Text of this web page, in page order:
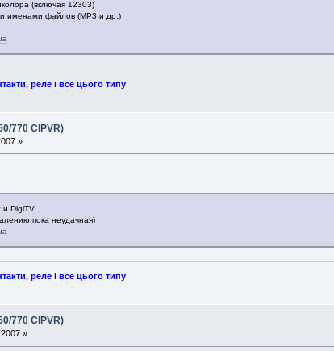
(включая 12303)
именами файлов (MP3 и др.)
реле і все цього типу
770 CIPVR)
»
и DigiTV
пока неудачная)
реле і все цього типу
770 CIPVR)
»